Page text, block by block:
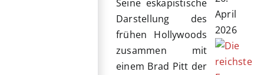
Seine eskapistische
Darstellung des
frühen Hollywoods
zusammen mit
einem Brad Pitt der
April
2026